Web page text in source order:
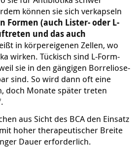
können sie sich verkapseln
Formen (auch Lister- oder L-
und das auch
in körpereigenen Zellen, wo
wirken. Tückisch sind L-Form-
sie in den gängigen Borreliose-
sind. So wird dann oft eine
doch Monate später treten
aus Sicht des BCA den Einsatz
hoher therapeutischer Breite
Dauer erforderlich.